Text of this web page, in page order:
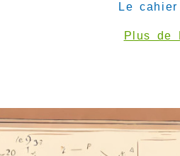
Le
Plus de